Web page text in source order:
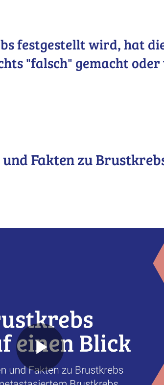
festgestellt wird, hat
"falsch" gemacht
Fakten zu
Play